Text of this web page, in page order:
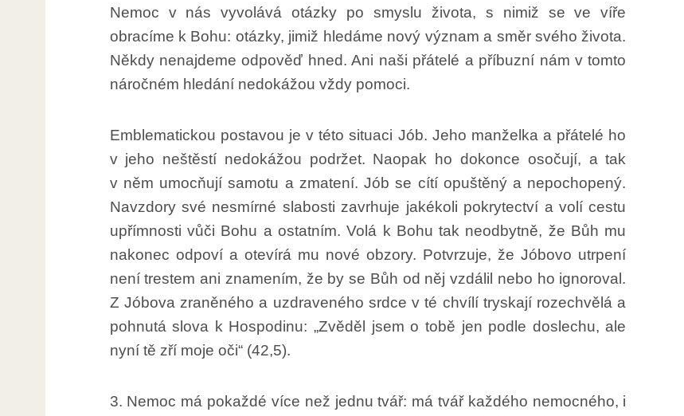
Nemoc v nás vyvolává otázky po smyslu života, s nimiž se ve víře
obracíme k Bohu: otázky, jimiž hledáme nový význam a směr svého života.
Někdy nenajdeme odpověď hned. Ani naši přátelé a příbuzní nám v tomto
náročném hledání nedokážou vždy pomoci.
Emblematickou postavou je v této situaci Jób. Jeho manželka a přátelé ho
v jeho neštěstí nedokážou podržet. Naopak ho dokonce osočují, a tak
v něm umocňují samotu a zmatení. Jób se cítí opuštěný a nepochopený.
Navzdory své nesmírné slabosti zavrhuje jakékoli pokrytectví a volí cestu
upřímnosti vůči Bohu a ostatním. Volá k Bohu tak neodbytně, že Bůh mu
nakonec odpoví a otevírá mu nové obzory. Potvrzuje, že Jóbovo utrpení
není trestem ani znamením, že by se Bůh od něj vzdálil nebo ho ignoroval.
Z Jóbova zraněného a uzdraveného srdce v té chvílí tryskají rozechvělá a
pohnutá slova k Hospodinu: „Zvěděl jsem o tobě jen podle doslechu, ale
nyní tě zří moje oči“ (42,5).
3. Nemoc má pokaždé více než jednu tvář: má tvář každého nemocného, i